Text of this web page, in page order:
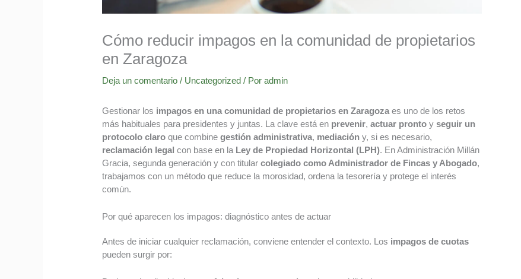
Cómo reducir impagos en la comunidad de propietarios
en Zaragoza
Deja un comentario / Uncategorized / Poradmin
Gestionar los impagos en una comunidad de propietarios en Zaragoza es uno de los retos
más habituales para presidentes y juntas. La clave está en prevenir,actuar pronto yseguir un
protocolo claro que combinegestión administrativa, mediación y, si es necesario,
reclamación legal con base en la Ley de Propiedad Horizontal (LPH). En Administración Millán
Gracia, segunda generación y con titularcolegiado como Administrador de Fincas y Abogado,
trabajamos con un método que reduce la morosidad, ordena la tesorería y protege el interés
común.
Por qué aparecen los impagos: diagnóstico antes de actuar
Antes de iniciar cualquier reclamación, conviene entender el contexto. Los impagos de cuotas
pueden surgir por: